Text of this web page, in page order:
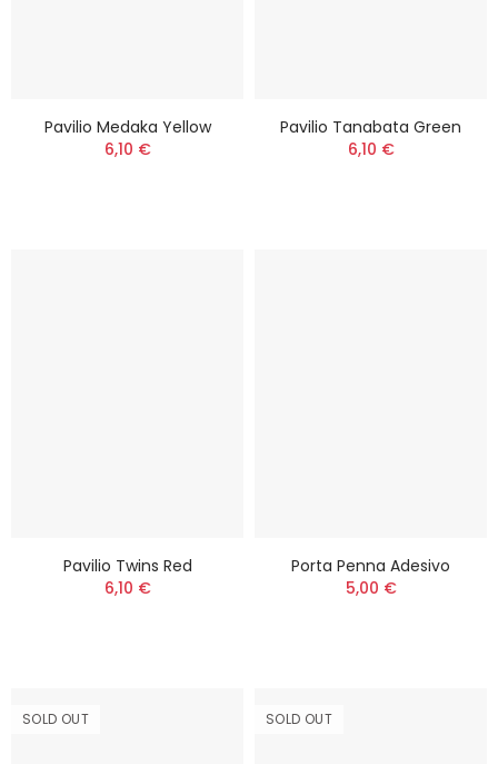
Pavilio Medaka Yellow
6,10 €
Pavilio Tanabata Green
6,10 €
Pavilio Twins Red
6,10 €
Porta Penna Adesivo
5,00 €
SOLD OUT SOLD OUT